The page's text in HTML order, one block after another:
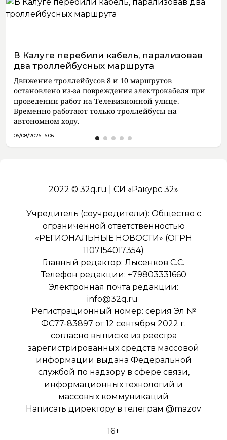
В Калуге перебили кабель, парализовав
два троллейбусных маршрута
Движение троллейбусов 8 и 10 маршрутов
остановлено из-за повреждения электрокабеля при
проведении работ на Телевизионной улице.
Временно работают только троллейбусы на
автономном ходу.
06/08/2026 16:06
2022 © 32q.ru | СИ «Ракурс 32»
Учредитель (соучредители): Общество с
ограниченной ответственностью
«РЕГИОНАЛЬНЫЕ НОВОСТИ» (ОГРН
1107154017354)
Главный редактор: Лысенков С.С.
Телефон редакции: +79803331660
Электронная почта редакции:
info@32q.ru
Регистрационный номер: серия Эл №
ФС77-83897 от 12 сентября 2022 г.
согласно выписке из реестра
зарегистрированных средств массовой
информации выдана Федеральной
службой по надзору в сфере связи,
информационных технологий и
массовых коммуникаций
Написать директору в телеграм @mazov
16+